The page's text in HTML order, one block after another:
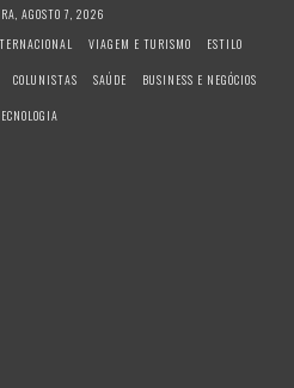
AGOSTO 7, 2026
VIAGEM E TURISMO
ESTILO
COLUNISTAS SAÚDE
BUSINESS E NEGÓCIOS